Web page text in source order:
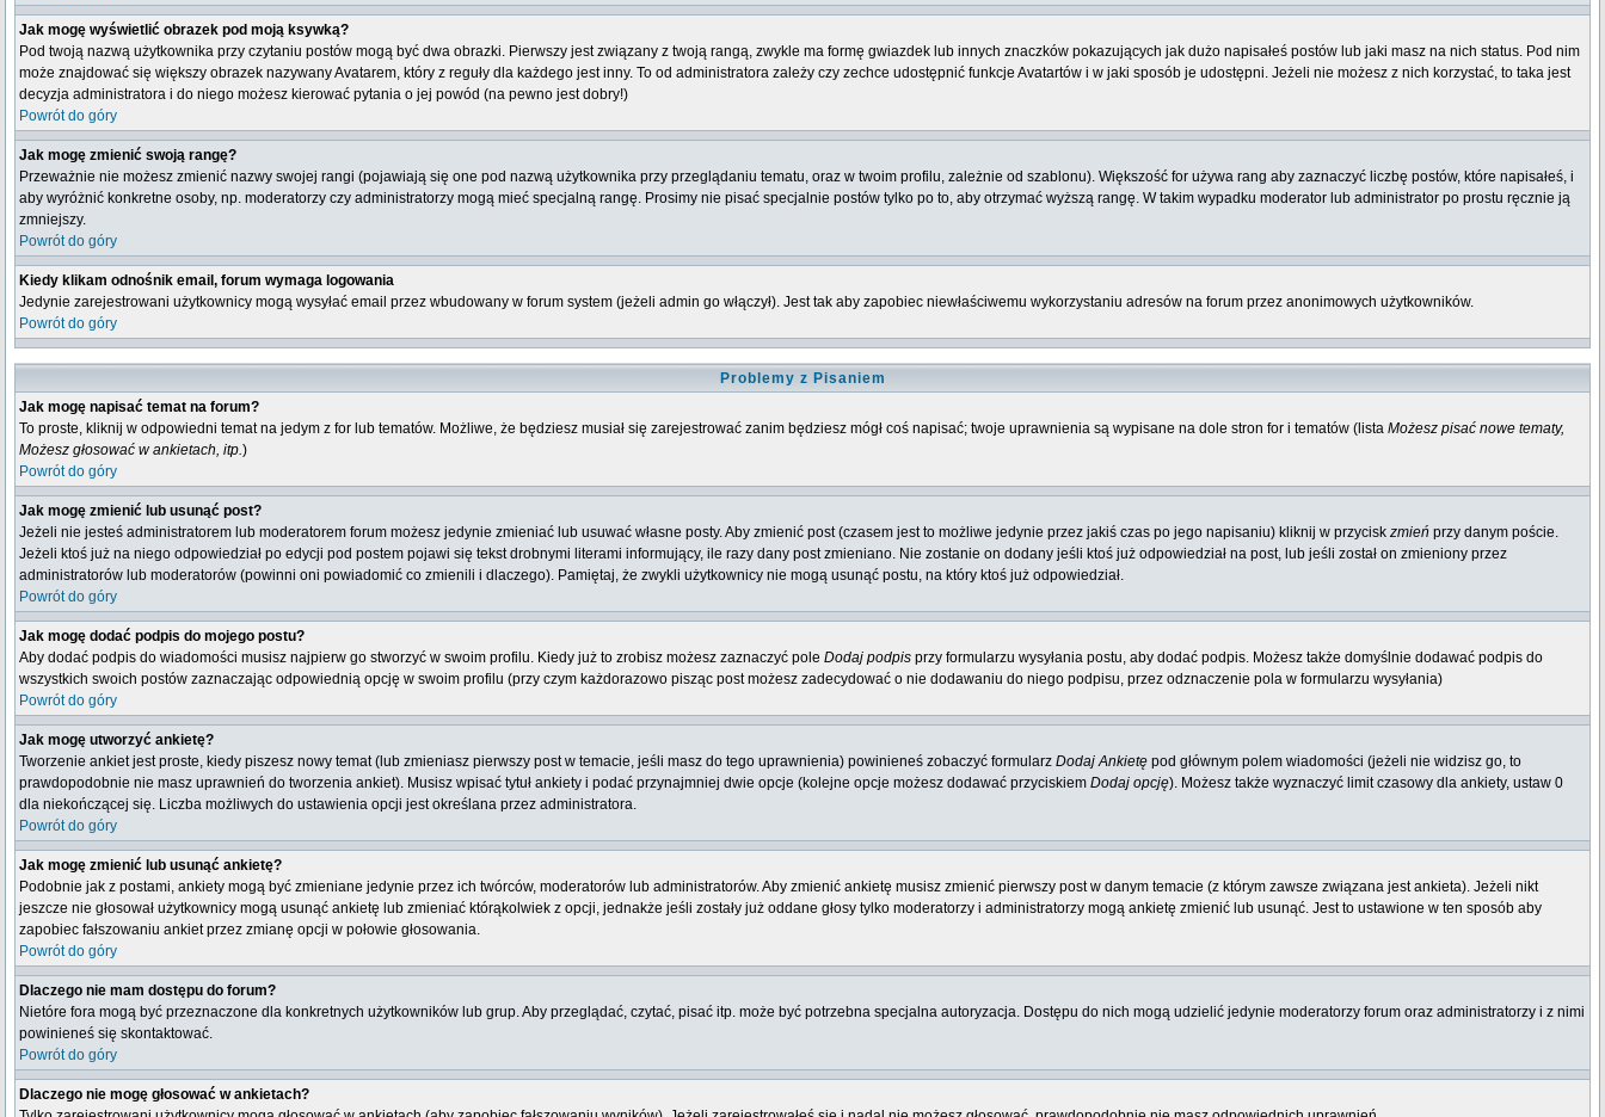
Jak mogę wyświetlić obrazek pod moją ksywką?
Pod twoją nazwą użytkownika przy czytaniu postów mogą być dwa obrazki. Pierwszy jest związany z twoją rangą, zwykle ma formę gwiazdek lub innych znaczków pokazujących jak dużo napisałeś postów lub jaki masz na nich status. Pod nim
może znajdować się większy obrazek nazywany Avatarem, który z reguły dla każdego jest inny. To od administratora zależy czy zechce udostępnić funkcje Avatartów i w jaki sposób je udostępni. Jeżeli nie możesz z nich korzystać, to taka jest
decyzja administratora i do niego możesz kierować pytania o jej powód (na pewno jest dobry!)
Powrót do góry
Jak mogę zmienić swoją rangę?
Przeważnie nie możesz zmienić nazwy swojej rangi (pojawiają się one pod nazwą użytkownika przy przeglądaniu tematu, oraz w twoim profilu, zależnie od szablonu). Większość for używa rang aby zaznaczyć liczbę postów, które napisałeś, i
aby wyróżnić konkretne osoby, np. moderatorzy czy administratorzy mogą mieć specjalną rangę. Prosimy nie pisać specjalnie postów tylko po to, aby otrzymać wyższą rangę. W takim wypadku moderator lub administrator po prostu ręcznie ją
zmniejszy.
Powrót do góry
Kiedy klikam odnośnik email, forum wymaga logowania
Jedynie zarejestrowani użytkownicy mogą wysyłać email przez wbudowany w forum system (jeżeli admin go włączył). Jest tak aby zapobiec niewłaściwemu wykorzystaniu adresów na forum przez anonimowych użytkowników.
Powrót do góry
Problemy z Pisaniem
Jak mogę napisać temat na forum?
To proste, kliknij w odpowiedni temat na jedym z for lub tematów. Możliwe, że będziesz musiał się zarejestrować zanim będziesz mógł coś napisać; twoje uprawnienia są wypisane na dole stron for i tematów (lista Możesz pisać nowe tematy,
Możesz głosować w ankietach, itp.)
Powrót do góry
Jak mogę zmienić lub usunąć post?
Jeżeli nie jesteś administratorem lub moderatorem forum możesz jedynie zmieniać lub usuwać własne posty. Aby zmienić post (czasem jest to możliwe jedynie przez jakiś czas po jego napisaniu) kliknij w przycisk zmień przy danym poście.
Jeżeli ktoś już na niego odpowiedział po edycji pod postem pojawi się tekst drobnymi literami informujący, ile razy dany post zmieniano. Nie zostanie on dodany jeśli ktoś już odpowiedział na post, lub jeśli został on zmieniony przez
administratorów lub moderatorów (powinni oni powiadomić co zmienili i dlaczego). Pamiętaj, że zwykli użytkownicy nie mogą usunąć postu, na który ktoś już odpowiedział.
Powrót do góry
Jak mogę dodać podpis do mojego postu?
Aby dodać podpis do wiadomości musisz najpierw go stworzyć w swoim profilu. Kiedy już to zrobisz możesz zaznaczyć pole Dodaj podpis przy formularzu wysyłania postu, aby dodać podpis. Możesz także domyślnie dodawać podpis do
wszystkich swoich postów zaznaczając odpowiednią opcję w swoim profilu (przy czym każdorazowo pisząc post możesz zadecydować o nie dodawaniu do niego podpisu, przez odznaczenie pola w formularzu wysyłania)
Powrót do góry
Jak mogę utworzyć ankietę?
Tworzenie ankiet jest proste, kiedy piszesz nowy temat (lub zmieniasz pierwszy post w temacie, jeśli masz do tego uprawnienia) powinieneś zobaczyć formularz Dodaj Ankietę pod głównym polem wiadomości (jeżeli nie widzisz go, to
prawdopodobnie nie masz uprawnień do tworzenia ankiet). Musisz wpisać tytuł ankiety i podać przynajmniej dwie opcje (kolejne opcje możesz dodawać przyciskiem Dodaj opcję). Możesz także wyznaczyć limit czasowy dla ankiety, ustaw 0
dla niekończącej się. Liczba możliwych do ustawienia opcji jest określana przez administratora.
Powrót do góry
Jak mogę zmienić lub usunąć ankietę?
Podobnie jak z postami, ankiety mogą być zmieniane jedynie przez ich twórców, moderatorów lub administratorów. Aby zmienić ankietę musisz zmienić pierwszy post w danym temacie (z którym zawsze związana jest ankieta). Jeżeli nikt
jeszcze nie głosował użytkownicy mogą usunąć ankietę lub zmieniać którąkolwiek z opcji, jednakże jeśli zostały już oddane głosy tylko moderatorzy i administratorzy mogą ankietę zmienić lub usunąć. Jest to ustawione w ten sposób aby
zapobiec fałszowaniu ankiet przez zmianę opcji w połowie głosowania.
Powrót do góry
Dlaczego nie mam dostępu do forum?
Nietóre fora mogą być przeznaczone dla konkretnych użytkowników lub grup. Aby przeglądać, czytać, pisać itp. może być potrzebna specjalna autoryzacja. Dostępu do nich mogą udzielić jedynie moderatorzy forum oraz administratorzy i z nimi
powinieneś się skontaktować.
Powrót do góry
Dlaczego nie mogę głosować w ankietach?